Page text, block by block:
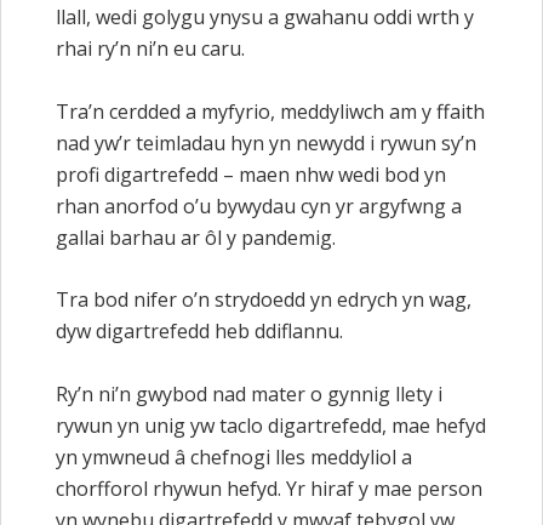
llall, wedi golygu ynysu a gwahanu oddi wrth y
rhai ry’n ni’n eu caru.
Tra’n cerdded a myfyrio, meddyliwch am y ffaith
nad yw’r teimladau hyn yn newydd i rywun sy’n
profi digartrefedd – maen nhw wedi bod yn
rhan anorfod o’u bywydau cyn yr argyfwng a
gallai barhau ar ôl y pandemig.
Tra bod nifer o’n strydoedd yn edrych yn wag,
dyw digartrefedd heb ddiflannu.
Ry’n ni’n gwybod nad mater o gynnig llety i
rywun yn unig yw taclo digartrefedd, mae hefyd
yn ymwneud â chefnogi lles meddyliol a
chorfforol rhywun hefyd. Yr hiraf y mae person